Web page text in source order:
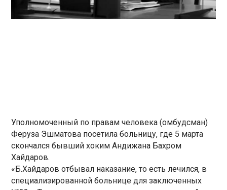
Уполномоченный по правам человека (омбудсман)
Феруза Эшматова посетила больницу, где 5 марта
скончался бывший хоким Андижана Бахром
Хайдаров.
«Б.Хайдаров отбывал наказание, то есть лечился, в
специализированной больнице для заключенных